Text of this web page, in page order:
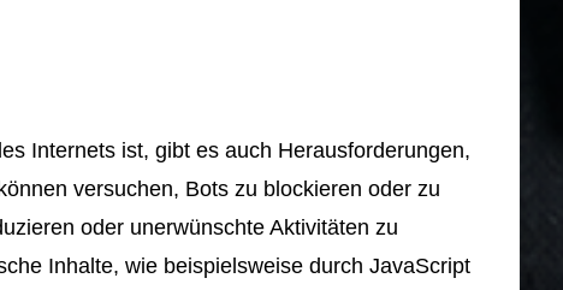
Internets ist, gibt es auch Herausforderungen,
versuchen, Bots zu blockieren oder zu
oder unerwünschte Aktivitäten zu
Inhalte, wie beispielsweise durch JavaScript